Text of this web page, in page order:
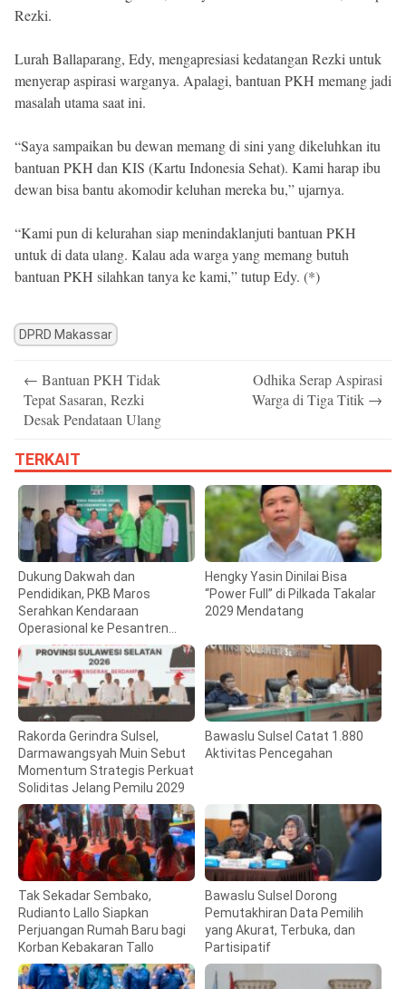
Rezki.
Lurah Ballaparang, Edy, mengapresiasi kedatangan Rezki untuk
menyerap aspirasi warganya. Apalagi, bantuan PKH memang jadi
masalah utama saat ini.
“Saya sampaikan bu dewan memang di sini yang dikeluhkan itu
bantuan PKH dan KIS (Kartu Indonesia Sehat). Kami harap ibu
dewan bisa bantu akomodir keluhan mereka bu,” ujarnya.
“Kami pun di kelurahan siap menindaklanjuti bantuan PKH
untuk di data ulang. Kalau ada warga yang memang butuh
bantuan PKH silahkan tanya ke kami,” tutup Edy. (*)
DPRD Makassar
navigation
← Bantuan PKH Tidak
Tepat Sasaran, Rezki
Desak Pendataan Ulang
Odhika Serap Aspirasi
Warga di Tiga Titik →
TERKAIT
Dukung Dakwah dan
Pendidikan, PKB Maros
Serahkan Kendaraan
Operasional ke Pesantren
Hidayatullah
Hengky Yasin Dinilai Bisa
“Power Full” di Pilkada Takalar
2029 Mendatang
Rakorda Gerindra Sulsel,
Darmawangsyah Muin Sebut
Momentum Strategis Perkuat
Soliditas Jelang Pemilu 2029
Bawaslu Sulsel Catat 1.880
Aktivitas Pencegahan
Tak Sekadar Sembako,
Rudianto Lallo Siapkan
Perjuangan Rumah Baru bagi
Korban Kebakaran Tallo
Bawaslu Sulsel Dorong
Pemutakhiran Data Pemilih
yang Akurat, Terbuka, dan
Partisipatif